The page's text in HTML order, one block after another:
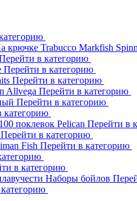
крючке Trabucco Markfish
в категорию
Перейти в категорию
Перейти в категорию
Allvega Перейти в категорию
Перейти в категорию
категорию
100 поклевок Pelican Перейти в
Перейти в категорию
Fish Перейти в категорию
в категорию
Наборы бойлов